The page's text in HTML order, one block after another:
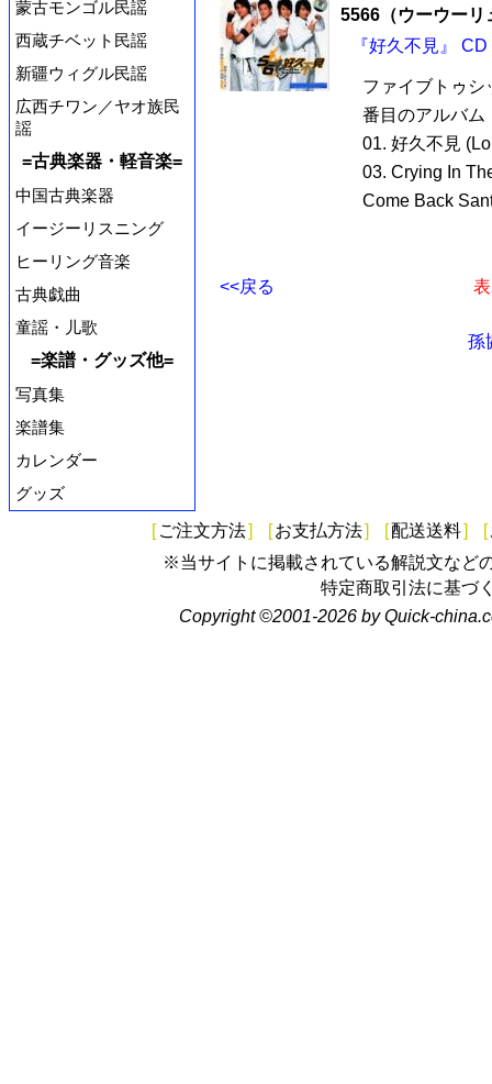
蒙古モンゴル民謡
西蔵チベット民謡
新疆ウィグル民謡
広西チワン／ヤオ族民
謡
=古典楽器・軽音楽=
中国古典楽器
イージーリスニング
ヒーリング音楽
古典戯曲
童謡・儿歌
=楽譜・グッズ他=
写真集
楽譜集
カレンダー
グッズ
5566（ウーウーリ
『好久不見』
ファイブトゥ
番目のアルバム
01. 好久不見
03. Crying In
Come Back
<<戻る
孫
[ ご注文方法] [お支払方法] [配送送料] [
※当サイトに掲載されている解説文など
特定商取引法に基づ
Copyright ©2001-2026 by Quick-